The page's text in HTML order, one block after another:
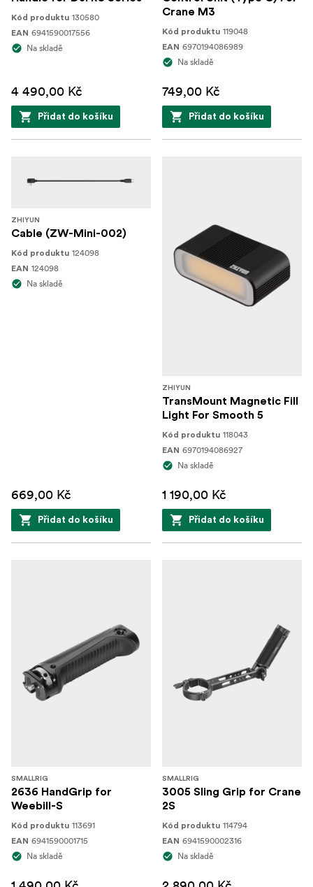
Kód produktu 130580
EAN 6941590017556
Na skladě
4 490,00 Kč
Přidat do košíku
Crane M3
Kód produktu 119048
EAN 6970194086989
Na skladě
749,00 Kč
Přidat do košíku
ZHIYUN
Cable (ZW-Mini-002)
Kód produktu 124098
EAN 124098
Na skladě
669,00 Kč
Přidat do košíku
ZHIYUN
TransMount Magnetic Fill
Light For Smooth 5
Kód produktu 118043
EAN 6970194086927
Na skladě
1 190,00 Kč
Přidat do košíku
SMALLRIG
2636 HandGrip for
Weebill-S
Kód produktu 113691
EAN 6941590001715
Na skladě
SMALLRIG
3005 Sling Grip for Crane
2S
Kód produktu 114794
EAN 6941590002316
Na skladě